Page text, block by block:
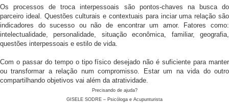
Os processos de troca interpessoais são pontos-chaves na busca do
parceiro ideal. Questões culturais e contextuais para inciar uma relação são
indicadores do sucesso ou não de encontrar um amor. Fatores como:
intelectualidade, personalidade, situação econômica, familiar, geografia,
questões interpessoais e estilo de vida.
Com o passar do tempo o tipo físico desejado não é suficiente para manter
ou transformar a relação num compromisso. Estar um na vida do outro
compartilhando objetivos vai além da atratividade.
Precisando de ajuda?
GISELE SODRE – Psicóloga e Acupunturista